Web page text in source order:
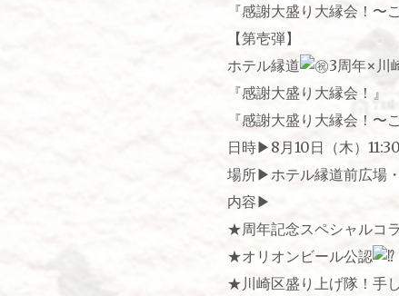
『感謝大盛り大縁会！〜
【第壱弾】
ホテル縁道
3周年×川
『感謝大盛り大縁会！』
『感謝大盛り大縁会！〜
日時▶︎8月10日（木）
場所▶︎ホテル縁道前広場
内容▶︎
★周年記念スペシャルコ
★オリオンビール公認
★川崎区盛り上げ隊！手